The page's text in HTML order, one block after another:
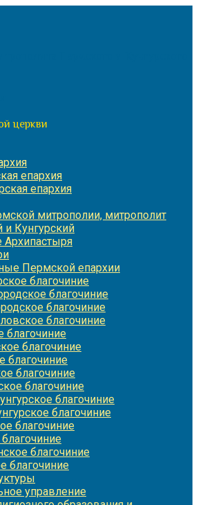
церкви
епархия
епархия
митрополии, митрополит
Кунгурский
Пермской епархии
благочиние
благочиние
благочиние
благочиние
благочиние
благочиние
благочиние
благочиние
благочиние
благочиние
благочиние
благочиние
благочиние
благочиние
управление